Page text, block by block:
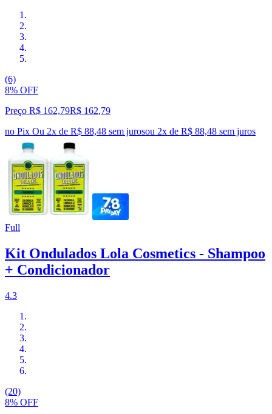
(6)
8% OFF
Preço R$ 162,79R$ 162,79
no Pix Ou 2x de R$ 88,48 sem jurosou 2x de R$ 88,48 sem juros
Full
Kit Ondulados Lola Cosmetics - Shampoo
+ Condicionador
4.3
(20)
8% OFF